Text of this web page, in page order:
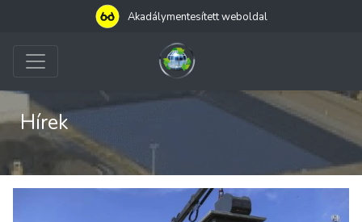
Akadálymentesített weboldal
Hírek